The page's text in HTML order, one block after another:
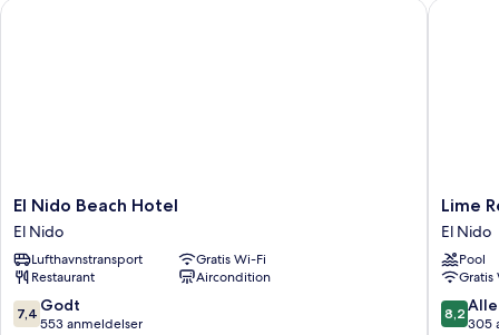
El
Nido
Beach
Hotel
El
Nido
El Nido Beach Hotel
El Nido
Lufthavnstransport
Gratis Wi-Fi
Restaurant
Aircondition
7.4
ud
7,4 Godt
553 anmeldelser
El Nido Beach Hotel
Lime
Resort
El
Nido
El
Nido
Lime
El Nido
Pool
Gratis
8.2
ud
8,2
305
Lime